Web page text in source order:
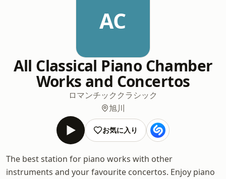
AC
All Classical Piano Chamber
Works and Concertos
ロマンチック クラシック
旭川
お気に入り
The best station for piano works with other
instruments and your favourite concertos. Enjoy piano